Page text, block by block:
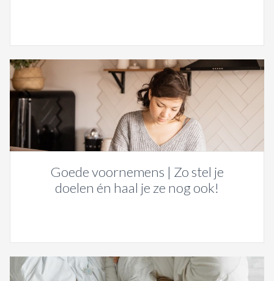
Goede voornemens | Zo stel je
doelen én haal je ze nog ook!